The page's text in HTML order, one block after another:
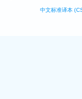
中文标准译本